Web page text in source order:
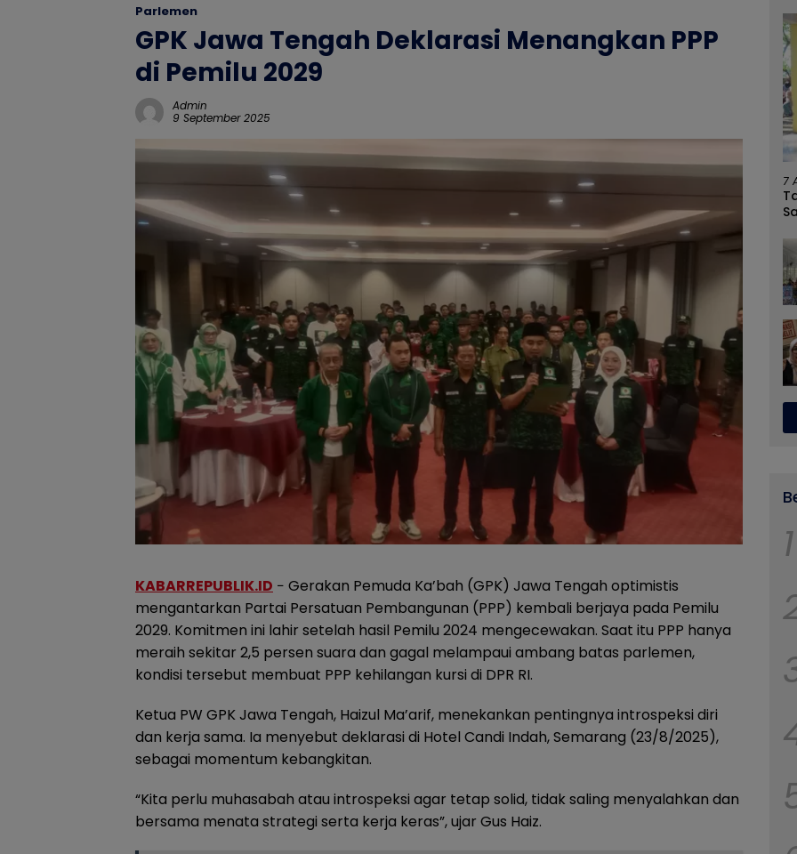
Parlemen
GPK Jawa Tengah Deklarasi Menangkan PPP
di Pemilu 2029
Admin
9 September 2025
KABARREPUBLIK.ID − Gerakan Pemuda Ka’bah (GPK) Jawa Tengah optimistis
mengantarkan Partai Persatuan Pembangunan (PPP) kembali berjaya pada Pemilu
2029. Komitmen ini lahir setelah hasil Pemilu 2024 mengecewakan. Saat itu PPP hanya
meraih sekitar 2,5 persen suara dan gagal melampaui ambang batas parlemen,
kondisi tersebut membuat PPP kehilangan kursi di DPR RI.
Ketua PW GPK Jawa Tengah, Haizul Ma’arif, menekankan pentingnya introspeksi diri
dan kerja sama. Ia menyebut deklarasi di Hotel Candi Indah, Semarang (23/8/2025),
sebagai momentum kebangkitan.
“Kita perlu muhasabah atau introspeksi agar tetap solid, tidak saling menyalahkan dan
bersama menata strategi serta kerja keras”, ujar Gus Haiz.
7
1